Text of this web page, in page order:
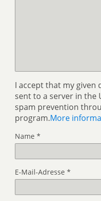
I accept that my given
sent to a server in the
spam prevention
program.More
Name *
E-Mail-Adresse *